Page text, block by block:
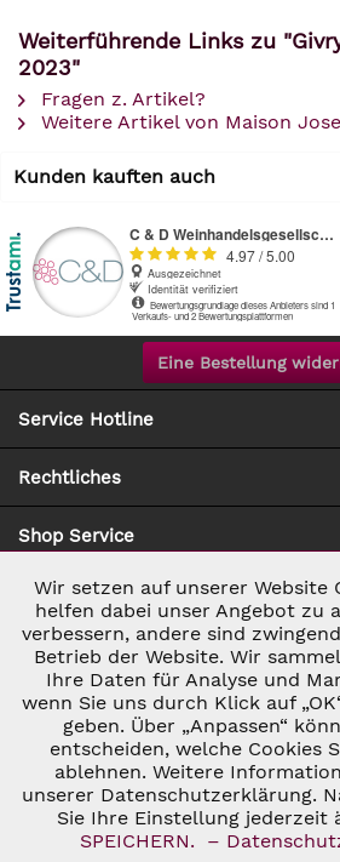
Weiterführende Links zu
2023"
Fragen z. Artikel?
Weitere Artikel von Maison
Kunden kauften auch
Eine Bestellung
Service Hotline
Rechtliches
Shop Service
Zahlung & Versand
* ALLE PREISE INKL. GESETZL.
VERSANDKOSTEN UND GGF.
ANDERS
© 2026 C&D WEINHANDEL - ALL RIGHTS
THEMEWARE®
Notwendig
Marketing
Tracking
Personalisierung
Wir setzen auf unserer Website
helfen dabei unser Angebot zu
verbessern, andere sind
Betrieb der Website. Wir
Ihre Daten für Analyse und
wenn Sie uns durch Klick auf
geben. Über „Anpassen“
entscheiden, welche Cookies
ablehnen. Weitere
unserer Datenschutzerklärung.
Sie Ihre Einstellung jederzeit
SPEICHERN.
–